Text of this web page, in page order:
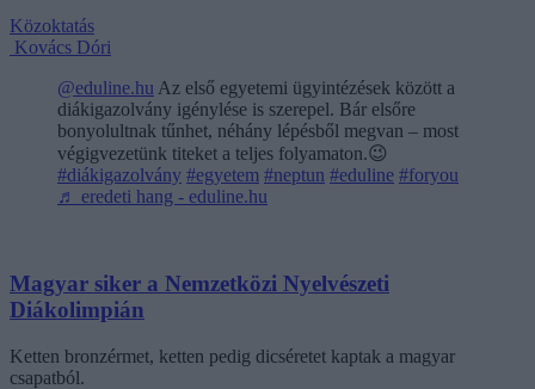
Közoktatás
Kovács Dóri
@eduline.hu Az első egyetemi ügyintézések között a
diákigazolvány igénylése is szerepel. Bár elsőre
bonyolultnak tűnhet, néhány lépésből megvan – most
végigvezetünk titeket a teljes folyamaton.😉
#diákigazolvány #egyetem #neptun #eduline #foryou
♬ eredeti hang - eduline.hu
Magyar siker a Nemzetközi Nyelvészeti
Diákolimpián
Ketten bronzérmet, ketten pedig dicséretet kaptak a magyar
csapatból.